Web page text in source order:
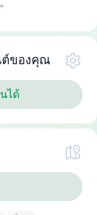
ต์ของคุณ
ได้